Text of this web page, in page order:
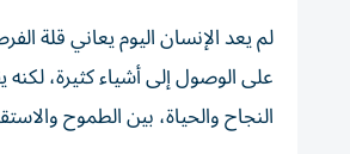
لم يعد الإنسان اليوم يعاني قلة
على الوصول إلى أشياء كثيرة،
النجاح والحياة، بين الطموح